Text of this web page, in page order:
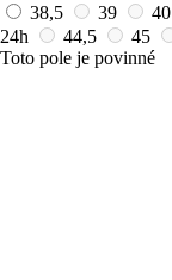
38,5
39 40
24h
44,5 45
Toto pole je povinné